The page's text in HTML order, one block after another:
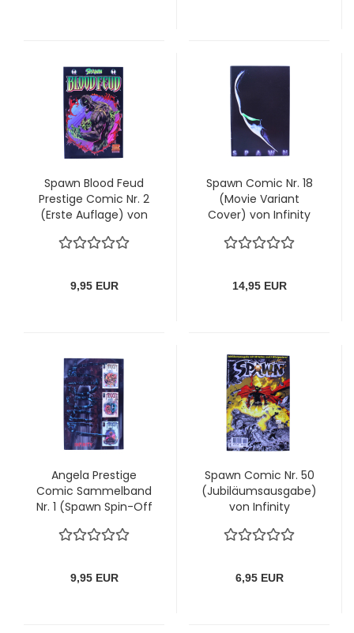
Spawn Blood Feud
Prestige Comic Nr. 2
(Erste Auflage) von
9,95 EUR
Spawn Comic Nr. 18
(Movie Variant
Cover) von Infinity
14,95 EUR
Angela Prestige
Comic Sammelband
Nr. 1 (Spawn Spin-Off
9,95 EUR
Spawn Comic Nr. 50
(Jubiläumsausgabe)
von Infinity
6,95 EUR